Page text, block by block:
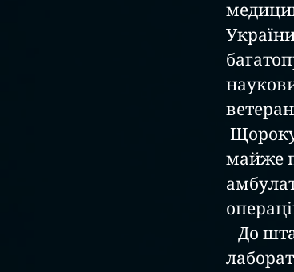
майже